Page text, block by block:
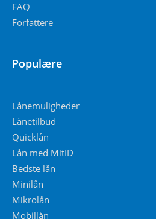
FAQ
Forfattere
Populære
Lånemuligheder
Lånetilbud
Quicklån
Lån med MitID
Bedste lån
Minilån
Mikrolån
Mobillån